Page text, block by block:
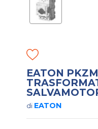
EATON
di EATON